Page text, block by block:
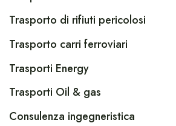
Trasporto di rifiuti pericolosi
Trasporto carri ferroviari
Trasporti Energy
Trasporti Oil & gas
Consulenza ingegneristica